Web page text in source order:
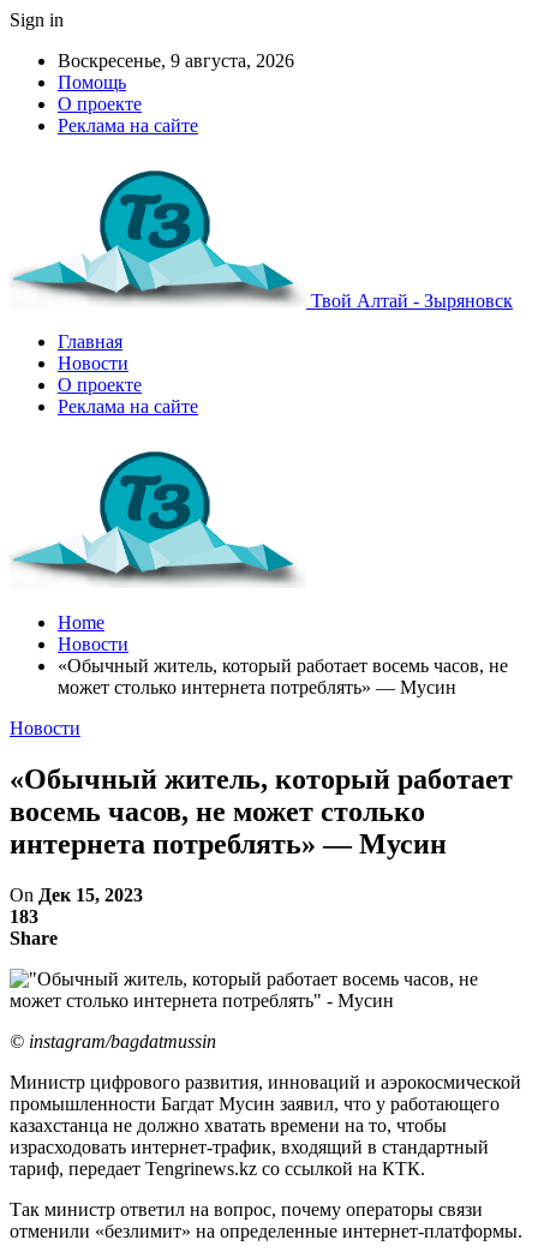
Sign in
Воскресенье, 9 августа, 2026
Помощь
О проекте
Реклама на сайте
Твой Алтай - Зыряновск
Главная
Новости
О проекте
Реклама на сайте
Home
Новости
«Обычный житель, который работает восемь часов, не
может столько интернета потреблять» — Мусин
Новости
«Обычный житель, который работает
восемь часов, не может столько
интернета потреблять» — Мусин
On Дек 15, 2023
183
Share
© instagram/bagdatmussin
Министр цифрового развития, инноваций и аэрокосмической
промышленности Багдат Мусин заявил, что у работающего
казахстанца не должно хватать времени на то, чтобы
израсходовать интернет-трафик, входящий в стандартный
тариф, передает Tengrinews.kz со ссылкой на КТК.
Так министр ответил на вопрос, почему операторы связи
отменили «безлимит» на определенные интернет-платформы.